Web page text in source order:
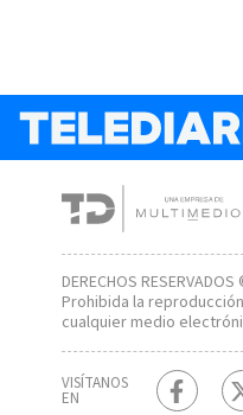
DERECHOS
Prohibida la
cualquier medio
VISÍTANOS
EN